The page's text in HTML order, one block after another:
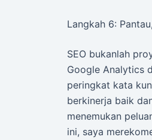
Langkah 6:
SEO bukanlah
Google Analytics
peringkat kata
berkinerja baik
menemukan
ini, saya